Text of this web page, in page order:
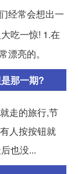
经常会想出一
吃一惊! 1.在
亮的。
那一期?
走的旅行,节
人按按钮就
也没...